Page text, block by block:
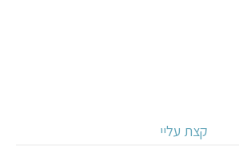
קצת עליי